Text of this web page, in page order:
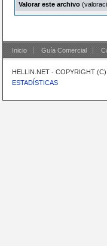
Valorar este archivo
Inicio Guía Comercial
HELLIN.NET - COPYRIGHT
ESTADÍSTICAS